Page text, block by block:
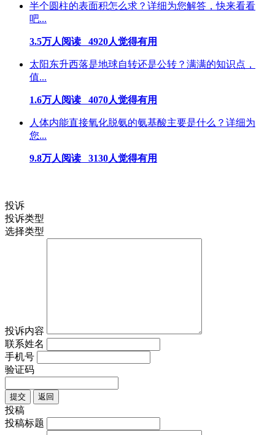
半个圆柱的表面积怎么求？详细为您解答，快来看看
吧...
3.5万人阅读 4920人觉得有用
太阳东升西落是地球自转还是公转？满满的知识点，
值...
1.6万人阅读 4070人觉得有用
人体内能直接氧化脱氨的氨基酸主要是什么？详细为
您...
9.8万人阅读 3130人觉得有用
投诉
投诉类型
选择类型
投诉内容
联系姓名
手机号
验证码
提交 返回
投稿
投稿标题